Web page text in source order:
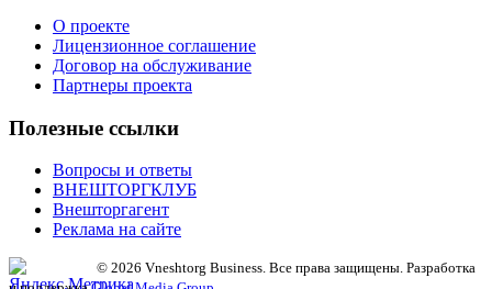
О проекте
Лицензионное соглашение
Договор на обслуживание
Партнеры проекта
Полезные ссылки
Вопросы и ответы
ВНЕШТОРГКЛУБ
Внешторгагент
Реклама на сайте
© 2026 Vneshtorg Business. Все права защищены. Разработка